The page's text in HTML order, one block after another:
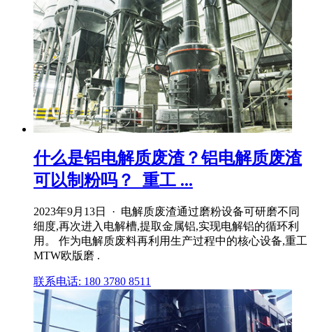
什么是铝电解质废渣？铝电解质废渣
可以制粉吗？_重工 ...
2023年9月13日 · 电解质废渣通过磨粉设备可研磨不同
细度,再次进入电解槽,提取金属铝,实现电解铝的循环利
用。 作为电解质废料再利用生产过程中的核心设备,重工
MTW欧版磨 .
联系电话: 180 3780 8511